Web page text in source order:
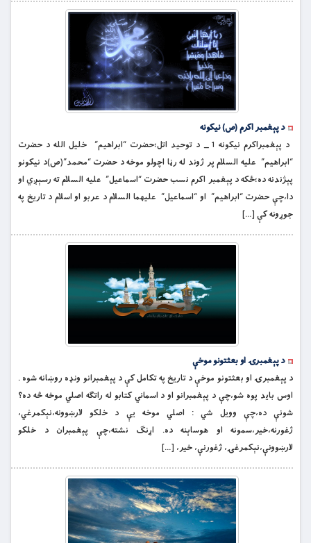
د پېغمبر اکرم (ص) نیکونه
د پېغمبراکرم نيكونه 1 _ د توحيد اتل؛حضرت “ابراهيم” خليل الله د حضرت
“ابراهيم” عليه السلام پر ژوند له رڼا اچولو موخه د حضرت “محمد”(ص)د نيكونو
پېژندنه ده؛ځكه د پېغمبر اکرم نسب حضرت “اسماعيل” عليه السلام ته رسېږي او
دا،چې حضرت “ابراهيم” او “اسماعيل” عليهما السلام د عربو او اسلام د تاريخ په
جوړونه كې […]
د پېغمبرۍ او بعثتونو موخې
د پېغمبرۍ او بعثتونو موخې د تاريخ په تکامل کې د پېغمبرانو ونډه روښانه شوه .
اوس بايد پوه شو،چې د پېغمبرانو او د اسماني کتابو له راتګه اصلي موخه څه ده؟
شونې ده،چې وويل شي : اصلي موخه يې د خلکو لارښوونه،نېکمرغي،
ژغورنه،خير،سمونه او هوساېنه ده. اړنګ نشته،چې پېغمبران د خلکو
لارښوونې،نېکمرغۍ، ژغورنې، خير، […]